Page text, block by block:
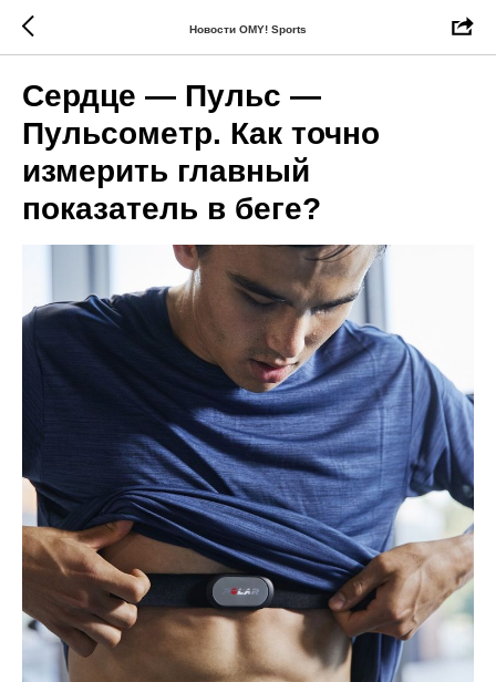
Новости OMY! Sports
Сердце — Пульс —
Пульсометр. Как точно
измерить главный
показатель в беге?